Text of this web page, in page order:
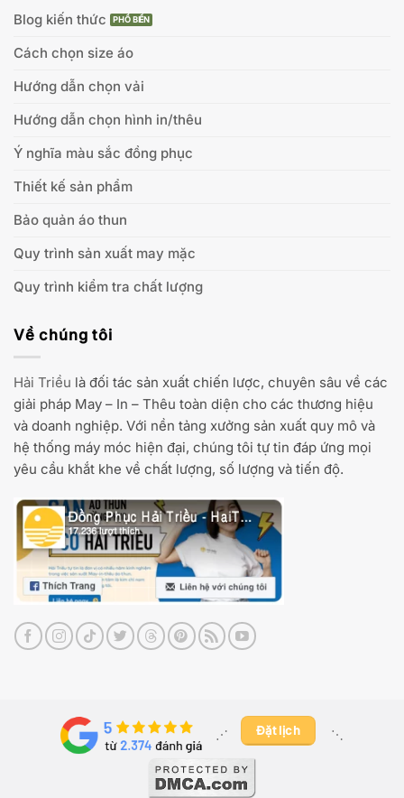
Blog kiến thức
Cách chọn size áo
Hướng dẫn chọn vải
Hướng dẫn chọn hình in/thêu
Ý nghĩa màu sắc đồng phục
Thiết kế sản phẩm
Bảo quản áo thun
Quy trình sản xuất may mặc
Quy trình kiểm tra chất lượng
Về chúng tôi
Hải Triều là đối tác sản xuất chiến lược, chuyên sâu về các
giải pháp May – In – Thêu toàn diện cho các thương hiệu
và doanh nghiệp. Với nền tảng xưởng sản xuất quy mô và
hệ thống máy móc hiện đại, chúng tôi tự tin đáp ứng mọi
yêu cầu khắt khe về chất lượng, số lượng và tiến độ.
⋰ ​ Đặt lịch ⋱